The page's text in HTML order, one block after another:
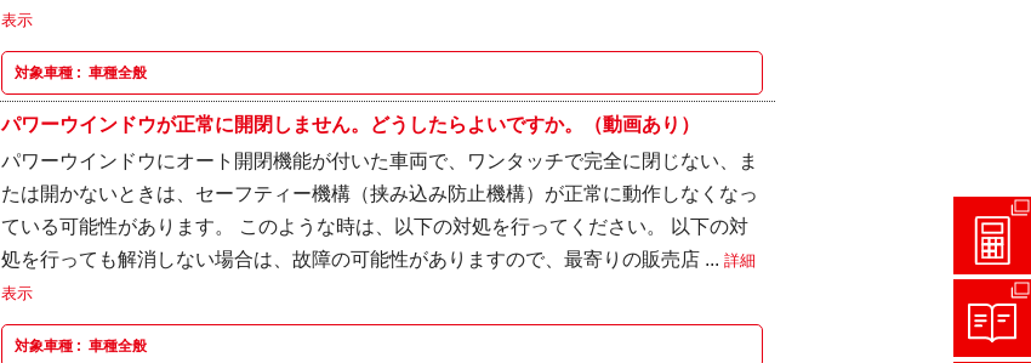
表示
対象車種 : 車種全般
パワーウインドウが正常に開閉しません。どうしたらよいですか。（動画あり）
パワーウインドウにオート開閉機能が付いた車両で、ワンタッチで完全に閉じない、ま
たは開かないときは、セーフティー機構（挟み込み防止機構）が正常に動作しなくなっ
ている可能性があります。 このような時は、以下の対処を行ってください。 以下の対
処を行っても解消しない場合は、故障の可能性がありますので、最寄りの販売店 ... 詳細
表示
対象車種 : 車種全般